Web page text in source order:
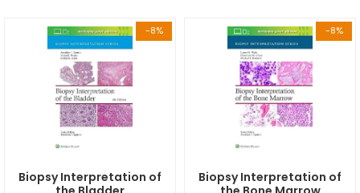
MENOR PREÇO
MAIOR PREÇO
A - Z
-8%
Biopsy Interpretation of
-8%
Biopsy Interpretation of